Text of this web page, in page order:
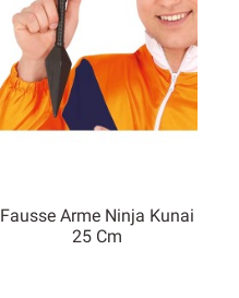
Fausse Arme Ninja Kunai
25 Cm